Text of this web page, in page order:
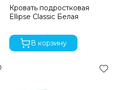
Кровать подростковая
Ellipse Classic Белая
В корзину